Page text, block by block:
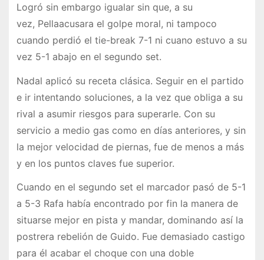
Logró sin embargo igualar sin que, a su
vez, Pellaacusara el golpe moral, ni tampoco
cuando perdió el tie-break 7-1 ni cuano estuvo a su
vez 5-1 abajo en el segundo set.
Nadal aplicó su receta clásica. Seguir en el partido
e ir intentando soluciones, a la vez que obliga a su
rival a asumir riesgos para superarle. Con su
servicio a medio gas como en días anteriores, y sin
la mejor velocidad de piernas, fue de menos a más
y en los puntos claves fue superior.
Cuando en el segundo set el marcador pasó de 5-1
a 5-3 Rafa había encontrado por fin la manera de
situarse mejor en pista y mandar, dominando así la
postrera rebelión de Guido. Fue demasiado castigo
para él acabar el choque con una doble